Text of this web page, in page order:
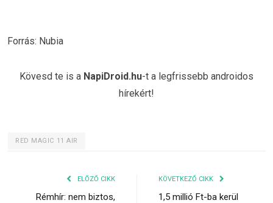
Forrás: Nubia
Kövesd te is a NapiDroid.hu-t a legfrissebb androidos
hírekért!
RED MAGIC 11 AIR
ELŐZŐ CIKK
Rémhír: nem biztos,
KÖVETKEZŐ CIKK
1,5 millió Ft-ba kerül